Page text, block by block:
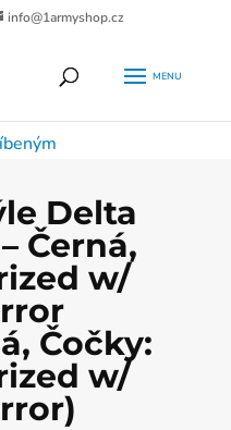
info@1armyshop.cz
Delta
Černá,
w/
Čočky:
w/